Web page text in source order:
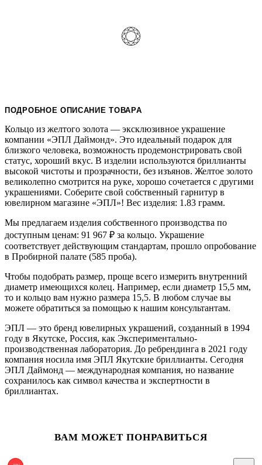
ПОДРОБНОЕ ОПИСАНИЕ ТОВАРА
Кольцо из желтого золота — эксклюзивное украшение
компании «ЭПЛ Даймонд». Это идеальный подарок для
близкого человека, возможность продемонстрировать свой
статус, хороший вкус. В изделии используются бриллианты
высокой чистоты и прозрачности, без изъянов. Желтое золото
великолепно смотрится на руке, хорошо сочетается с другими
украшениями. Соберите свой собственный гарнитур в
ювелирном магазине «ЭПЛ»! Вес изделия: 1.83 грамм.
Мы предлагаем изделия собственного производства по
доступным ценам: 91 967 ₽ за кольцо. Украшение
соответствует действующим стандартам, прошло опробование
в Пробирной палате (585 проба).
Чтобы подобрать размер, проще всего измерить внутренний
диаметр имеющихся колец. Например, если диаметр 15,5 мм,
то и кольцо вам нужно размера 15,5. В любом случае вы
можете обратиться за помощью к нашим консультантам.
ЭПЛ — это бренд ювелирных украшений, созданный в 1994
году в Якутске, Россия, как Экспериментально-
производственная лаборатория. До ребрендинга в 2021 году
компания носила имя ЭПЛ Якутские бриллианты. Сегодня
ЭПЛ Даймонд — международная компания, но название
сохранилось как символ качества и экспертности в
бриллиантах.
ВАМ МОЖЕТ ПОНРАВИТЬСЯ